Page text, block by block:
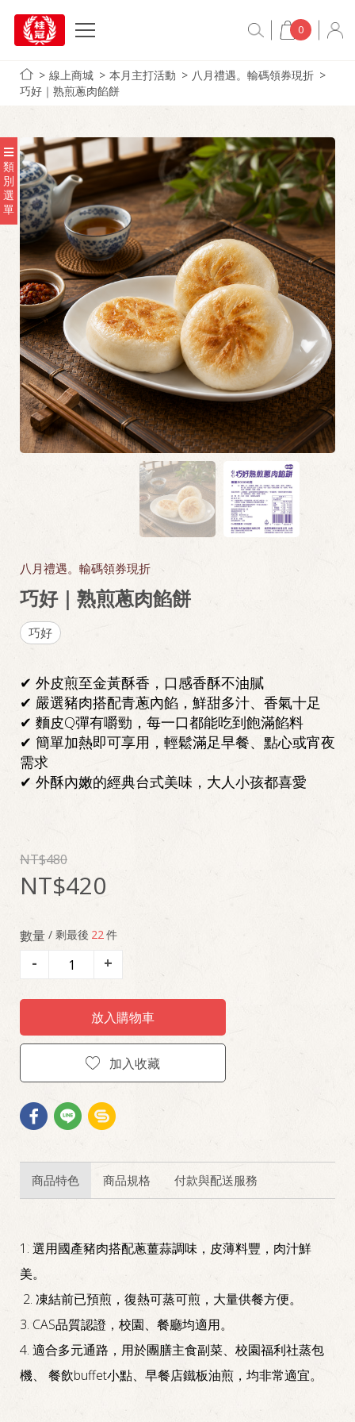
0
線上商城 本月主打活動
八月禮遇。輸碼領券現折
巧好｜熟煎蔥肉餡餅
類
別
選
單
八月禮遇。輸碼領券現折
巧好｜熟煎蔥肉餡餅
巧好
✔ 外皮煎至金黃酥香，口感香酥不油膩
✔ 嚴選豬肉搭配青蔥內餡，鮮甜多汁、香氣十足
✔ 麵皮Q彈有嚼勁，每一口都能吃到飽滿餡料
✔ 簡單加熱即可享用，輕鬆滿足早餐、點心或宵夜
需求
✔ 外酥內嫩的經典台式美味，大人小孩都喜愛
480
420
數量 / 剩最後 22件
- +
放入購物車
加入收藏
商品特色 商品規格 付款與配送服務
1. 選用國產豬肉搭配蔥薑蒜調味，皮薄料豐，肉汁鮮
美。
2. 凍結前已預煎，復熱可蒸可煎，大量供餐方便。
3. CAS品質認證，校園、餐廳均適用。
4. 適合多元通路，用於團膳主食副菜、校園福利社蒸包
機、 餐飲buffet小點、早餐店鐵板油煎，均非常適宜。